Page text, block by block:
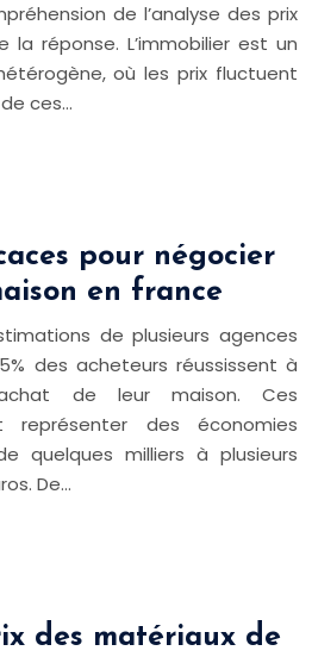
de l’analyse des prix
la réponse. L’immobilier est un
où les prix fluctuent
ces…
pour négocier
en france
de plusieurs agences
des acheteurs réussissent à
de leur maison. Ces
représenter des économies
quelques milliers à plusieurs
De…
des matériaux de